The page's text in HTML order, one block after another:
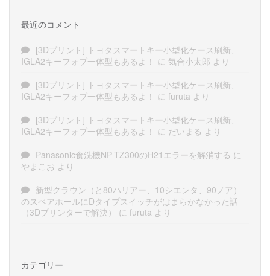
最近のコメント
[3Dプリント] トヨタスマートキー小型化ケース刷新、
IGLA2キーフォブ一体型もあるよ！ に 気合小太郎 より
[3Dプリント] トヨタスマートキー小型化ケース刷新、
IGLA2キーフォブ一体型もあるよ！ に furuta より
[3Dプリント] トヨタスマートキー小型化ケース刷新、
IGLA2キーフォブ一体型もあるよ！ に だいまる より
Panasonic食洗機NP-TZ300のH21エラーを解消する に
やまこお より
新型クラウン（と80ハリアー、10シエンタ、90ノア）
のスペアホールにDタイプスイッチがはまらかなかった話
（3Dプリンターで解決）
に furuta より
カテゴリー